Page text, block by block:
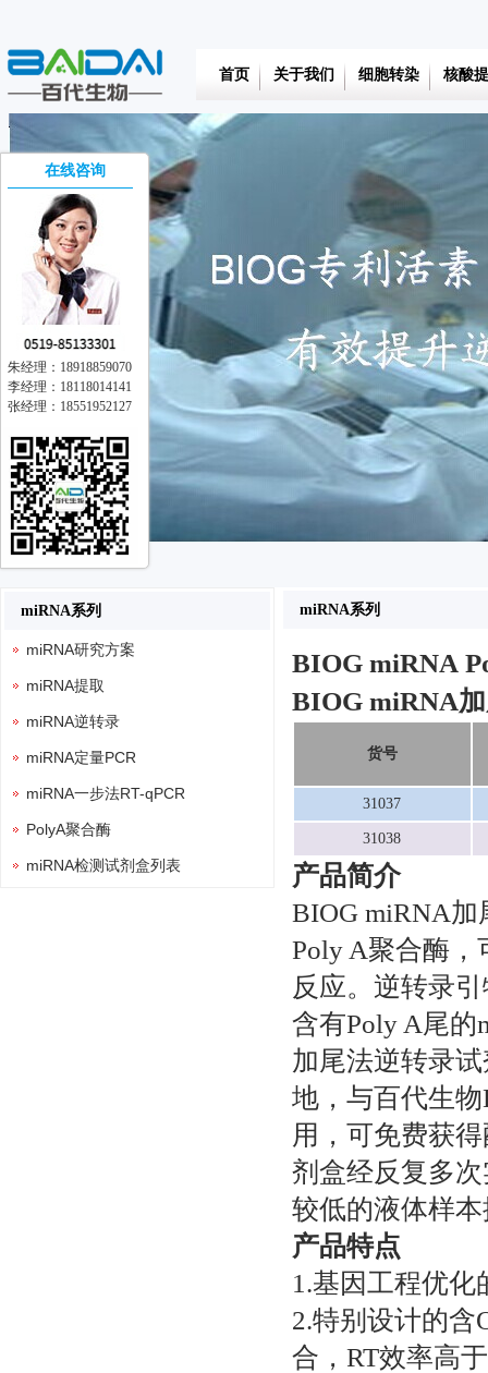
首页 关于我们 细胞转染 核酸
miRNA系列
BIOG miRNA
BIOG miRNA
货号
31037
31038
产品简介
BIOG miRNA
Poly A聚合酶，
反应。逆转录
含有Poly A尾的
加尾法逆转录
地，与百代生物
用，可免费获
剂盒经反复多
较低的液体样
产品特点
1.基因工程优化
2.特别设计的含
合，RT效率高
miRNA系列
miRNA研究方案
miRNA提取
miRNA逆转录
miRNA定量PCR
miRNA一步法RT-qPCR
PolyA聚合酶
miRNA检测试剂盒列表
在线咨询
朱经理：18918859070
李经理：18118014141
张经理：18551952127
在线交流
离线留言